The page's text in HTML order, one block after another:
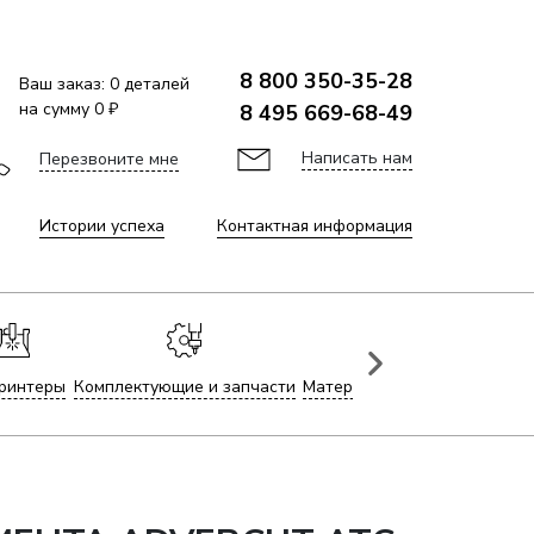
Ваш заказ: 0деталей
на сумму 0 ₽
8 800 350-35-28
8 495 669-68-49
Перезвоните мне Написать нам
Истории успеха Контактная информация
Комплектующие и запчасти Материалы для лазерной